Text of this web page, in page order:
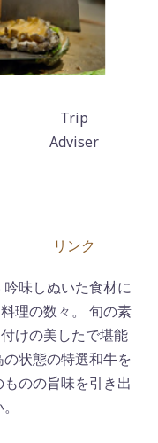
リンク
味しぬいた食材に
理の数々。 旬の素
けの美したで堪能
状態の特選和牛を
のの旨味を引き出